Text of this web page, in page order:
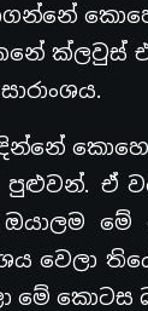
ඒ
වෙලා
මේ කොටස